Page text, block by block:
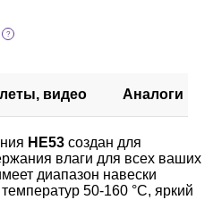
видео Аналоги
HE53 создан для
влаги для всех ваших
диапазон навески
50-160 °С, яркий